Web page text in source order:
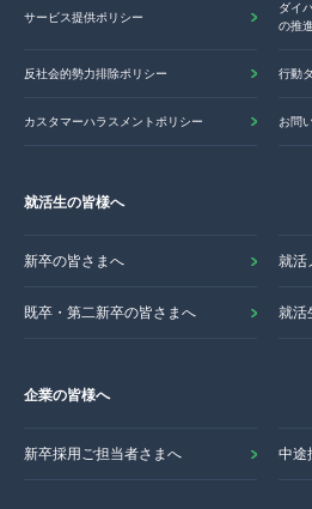
サービス提供ポリシー
ダイ
の推進
反社会的勢力排除ポリシー 行動
カスタマーハラスメントポリシー お問
就活生の皆様へ
新卒の皆さまへ 就活
既卒・第二新卒の皆さまへ 就活
企業の皆様へ
新卒採用ご担当者さまへ 中途